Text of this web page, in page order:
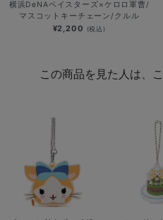
横浜DeNAベイスターズ×ケロロ軍曹/
マスコットキーチェーン/クルル
¥2,200 (税込)
この商品を見た人は、